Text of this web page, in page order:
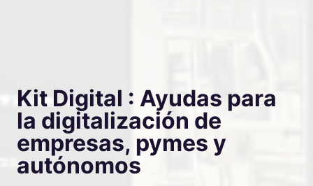
Kit Digital : Ayudas para
la digitalización de
empresas, pymes y
autónomos